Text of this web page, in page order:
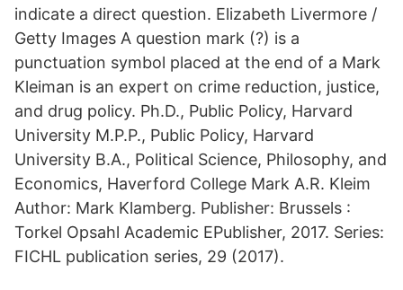
indicate a direct question. Elizabeth Livermore /
Getty Images A question mark (?) is a
punctuation symbol placed at the end of a Mark
Kleiman is an expert on crime reduction, justice,
and drug policy. Ph.D., Public Policy, Harvard
University M.P.P., Public Policy, Harvard
University B.A., Political Science, Philosophy, and
Economics, Haverford College Mark A.R. Kleim
Author: Mark Klamberg. Publisher: Brussels :
Torkel Opsahl Academic EPublisher, 2017. Series:
FICHL publication series, 29 (2017).